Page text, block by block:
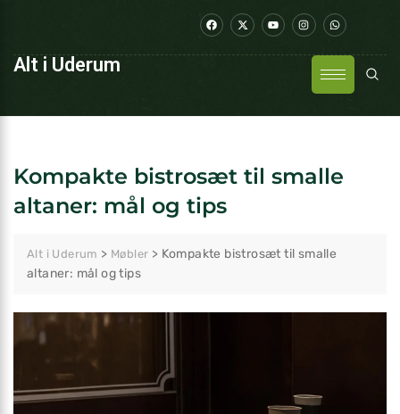
Alt i Uderum
Kompakte bistrosæt til smalle
altaner: mål og tips
Alt i Uderum > Møbler > Kompakte bistrosæt til smalle
altaner: mål og tips